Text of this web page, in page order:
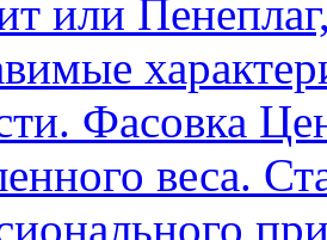
или
Фасовка
веса.